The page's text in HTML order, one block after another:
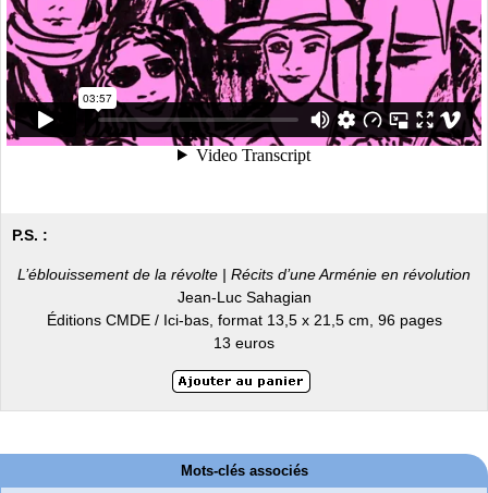
P.S. :
L’éblouissement de la révolte | Récits d’une Arménie en révolution
Jean-Luc Sahagian
Éditions CMDE / Ici-bas, format 13,5 x 21,5 cm, 96 pages
13 euros
Mots-clés associés